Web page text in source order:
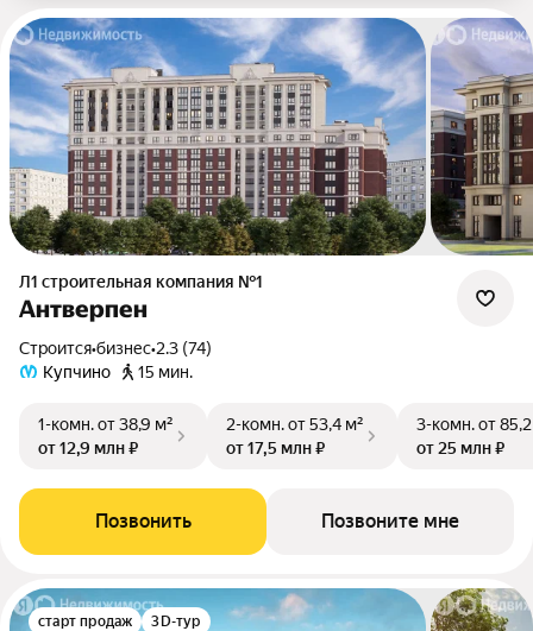
Л1 cтроительная компания №1
Антверпен
Строится•бизнес•2.3 (74)
Купчино
15 мин.
1-комн.от 38,9 м²
от 12,9 млн ₽
2-комн.от 53,4 м²
от 17,5 млн ₽
3-комн.от
от 25 млн ₽
Позвонить Позвоните мне
старт продаж 3D-тур